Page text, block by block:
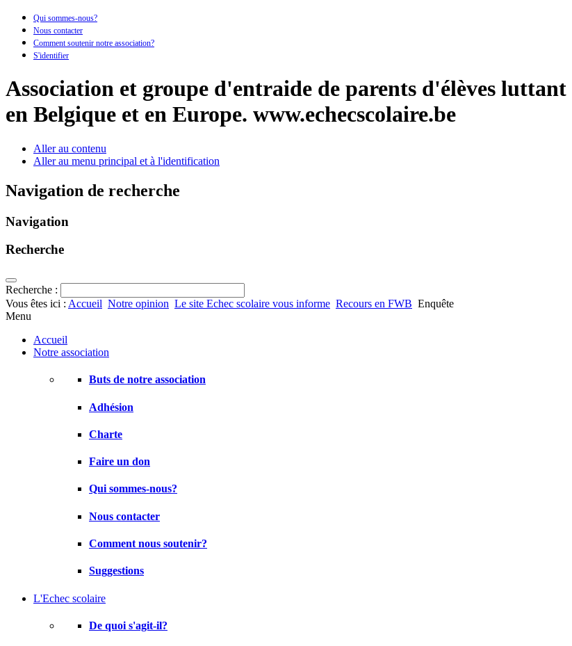
Qui sommes-nous?
Nous contacter
Comment soutenir notre association?
S'identifier
Association et groupe d'entraide de parents d'élèves
en Belgique et en Europe. www.echecscolaire.be
Aller au contenu
Aller au menu principal et à l'identification
Navigation de recherche
Navigation
Recherche
Recherche :
Vous êtes ici : Accueil Notre opinion Le site Echec scolaire vous informe Recours en FWB Enquête
Menu
Accueil
Notre association
Buts de notre association
Adhésion
Charte
Faire un don
Qui sommes-nous?
Nous contacter
Comment nous soutenir?
Suggestions
L'Echec scolaire
De quoi s'agit-il?